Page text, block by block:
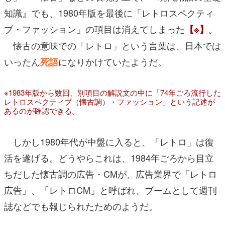
知識』でも、1980年版を最後に「レトロスペクティ
ブ・ファッション」の項目は消えてしまった 【※】 。
懐古の意味での「レトロ」という言葉は、日本では
いったん死語になりかけていたようだ。
※1983年版から数回、別項目の解説文の中に「74年ごろ流行した
レトロスペクティブ（懐古調）・ファッション」という記述が
あるのが確認できる。
しかし1980年代が中盤に入ると、「レトロ」は復
活を遂げる。どうやらこれは、1984年ごろから目立
ちだした懐古調の広告・CMが、広告業界で「レトロ
広告」、「レトロCM」と呼ばれ、ブームとして週刊
誌などでも報じられたためのようだ。